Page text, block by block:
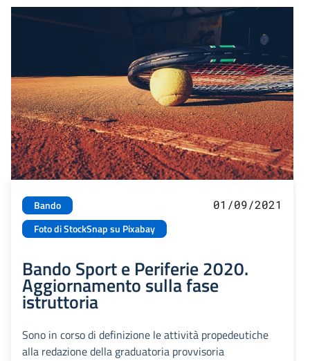
Bando
Foto di StockSnap su Pixabay
01/09/2021
Bando Sport e Periferie 2020.
Aggiornamento sulla fase
istruttoria
Sono in corso di definizione le attività propedeutiche
alla redazione della graduatoria provvisoria